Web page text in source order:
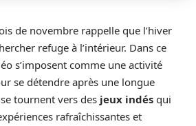
de novembre rappelle que l’hiver
refuge à l’intérieur. Dans ce
s’imposent comme une activité
se détendre après une longue
tournent vers des jeux indés qui
rafraîchissantes et